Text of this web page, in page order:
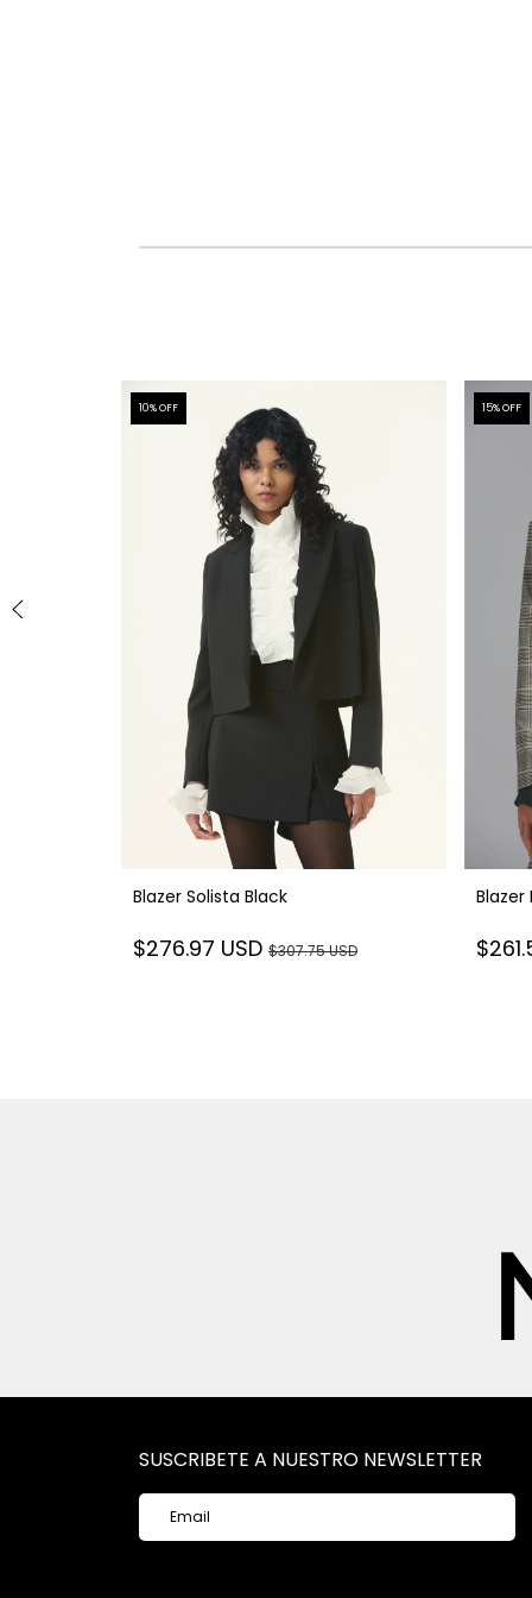
10% OFF
Blazer Solista Black
$276.97 USD $307.75 USD
15% OFF
SUSCRIBETE A NUESTRO NEWSLETTER